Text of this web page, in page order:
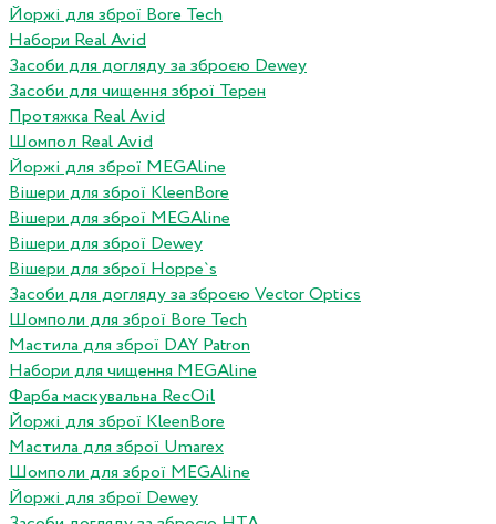
Йоржі для зброї Bore Tech
Набори Real Avid
Засоби для догляду за зброєю Dewey
Засоби для чищення зброї Терен
Протяжка Real Avid
Шомпол Real Avid
Йоржі для зброї MEGAline
Вішери для зброї KleenBore
Вішери для зброї MEGAline
Вішери для зброї Dewey
Вішери для зброї Hoppe`s
Засоби для догляду за зброєю Vector Optics
Шомполи для зброї Bore Tech
Мастила для зброї DAY Patron
Набори для чищення MEGAline
Фарба маскувальна RecOil
Йоржі для зброї KleenBore
Мастила для зброї Umarex
Шомполи для зброї MEGAline
Йоржі для зброї Dewey